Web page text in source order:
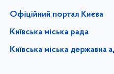
Офіційний портал Києва
Київська міська рада
Київська міська державна